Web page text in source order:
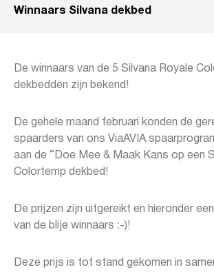
Winnaars Silvana dekbed
De winnaars van de 5 Silvana Royale
dekbedden zijn bekend!
De gehele maand februari konden de
spaarders van ons ViaAVIA
aan de “Doe Mee & Maak Kans op een
Colortemp dekbed!
De prijzen zijn uitgereikt en hieronder
van de blije winnaars :-)!
Deze prijs is tot stand gekomen in